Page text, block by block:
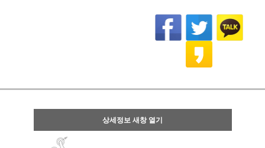
상세정보 새창 열기